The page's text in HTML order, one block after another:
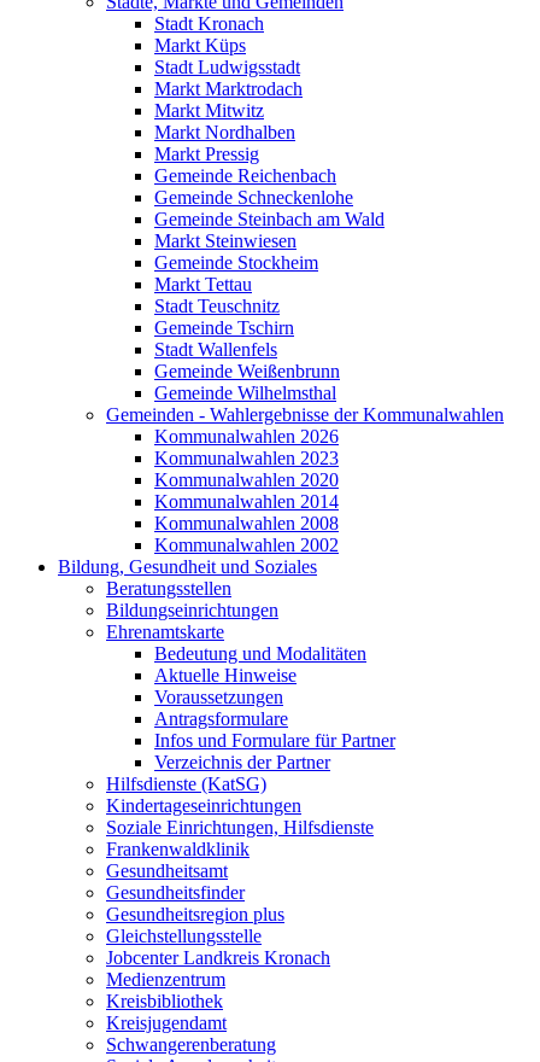
Stadt Kronach
Markt Küps
Stadt Ludwigsstadt
Markt Marktrodach
Markt Mitwitz
Markt Nordhalben
Markt Pressig
Gemeinde Reichenbach
Gemeinde Schneckenlohe
Gemeinde Steinbach am Wald
Markt Steinwiesen
Gemeinde Stockheim
Markt Tettau
Stadt Teuschnitz
Gemeinde Tschirn
Stadt Wallenfels
Gemeinde Weißenbrunn
Gemeinde Wilhelmsthal
Gemeinden - Wahlergebnisse der Kommunalwahlen
Kommunalwahlen 2026
Kommunalwahlen 2023
Kommunalwahlen 2020
Kommunalwahlen 2014
Kommunalwahlen 2008
Kommunalwahlen 2002
Bildung, Gesundheit und Soziales
Beratungsstellen
Bildungseinrichtungen
Ehrenamtskarte
Bedeutung und Modalitäten
Aktuelle Hinweise
Voraussetzungen
Antragsformulare
Infos und Formulare für Partner
Verzeichnis der Partner
Hilfsdienste (KatSG)
Kindertageseinrichtungen
Soziale Einrichtungen, Hilfsdienste
Frankenwaldklinik
Gesundheitsamt
Gesundheitsfinder
Gesundheitsregion plus
Gleichstellungsstelle
Jobcenter Landkreis Kronach
Medienzentrum
Kreisbibliothek
Kreisjugendamt
Schwangerenberatung